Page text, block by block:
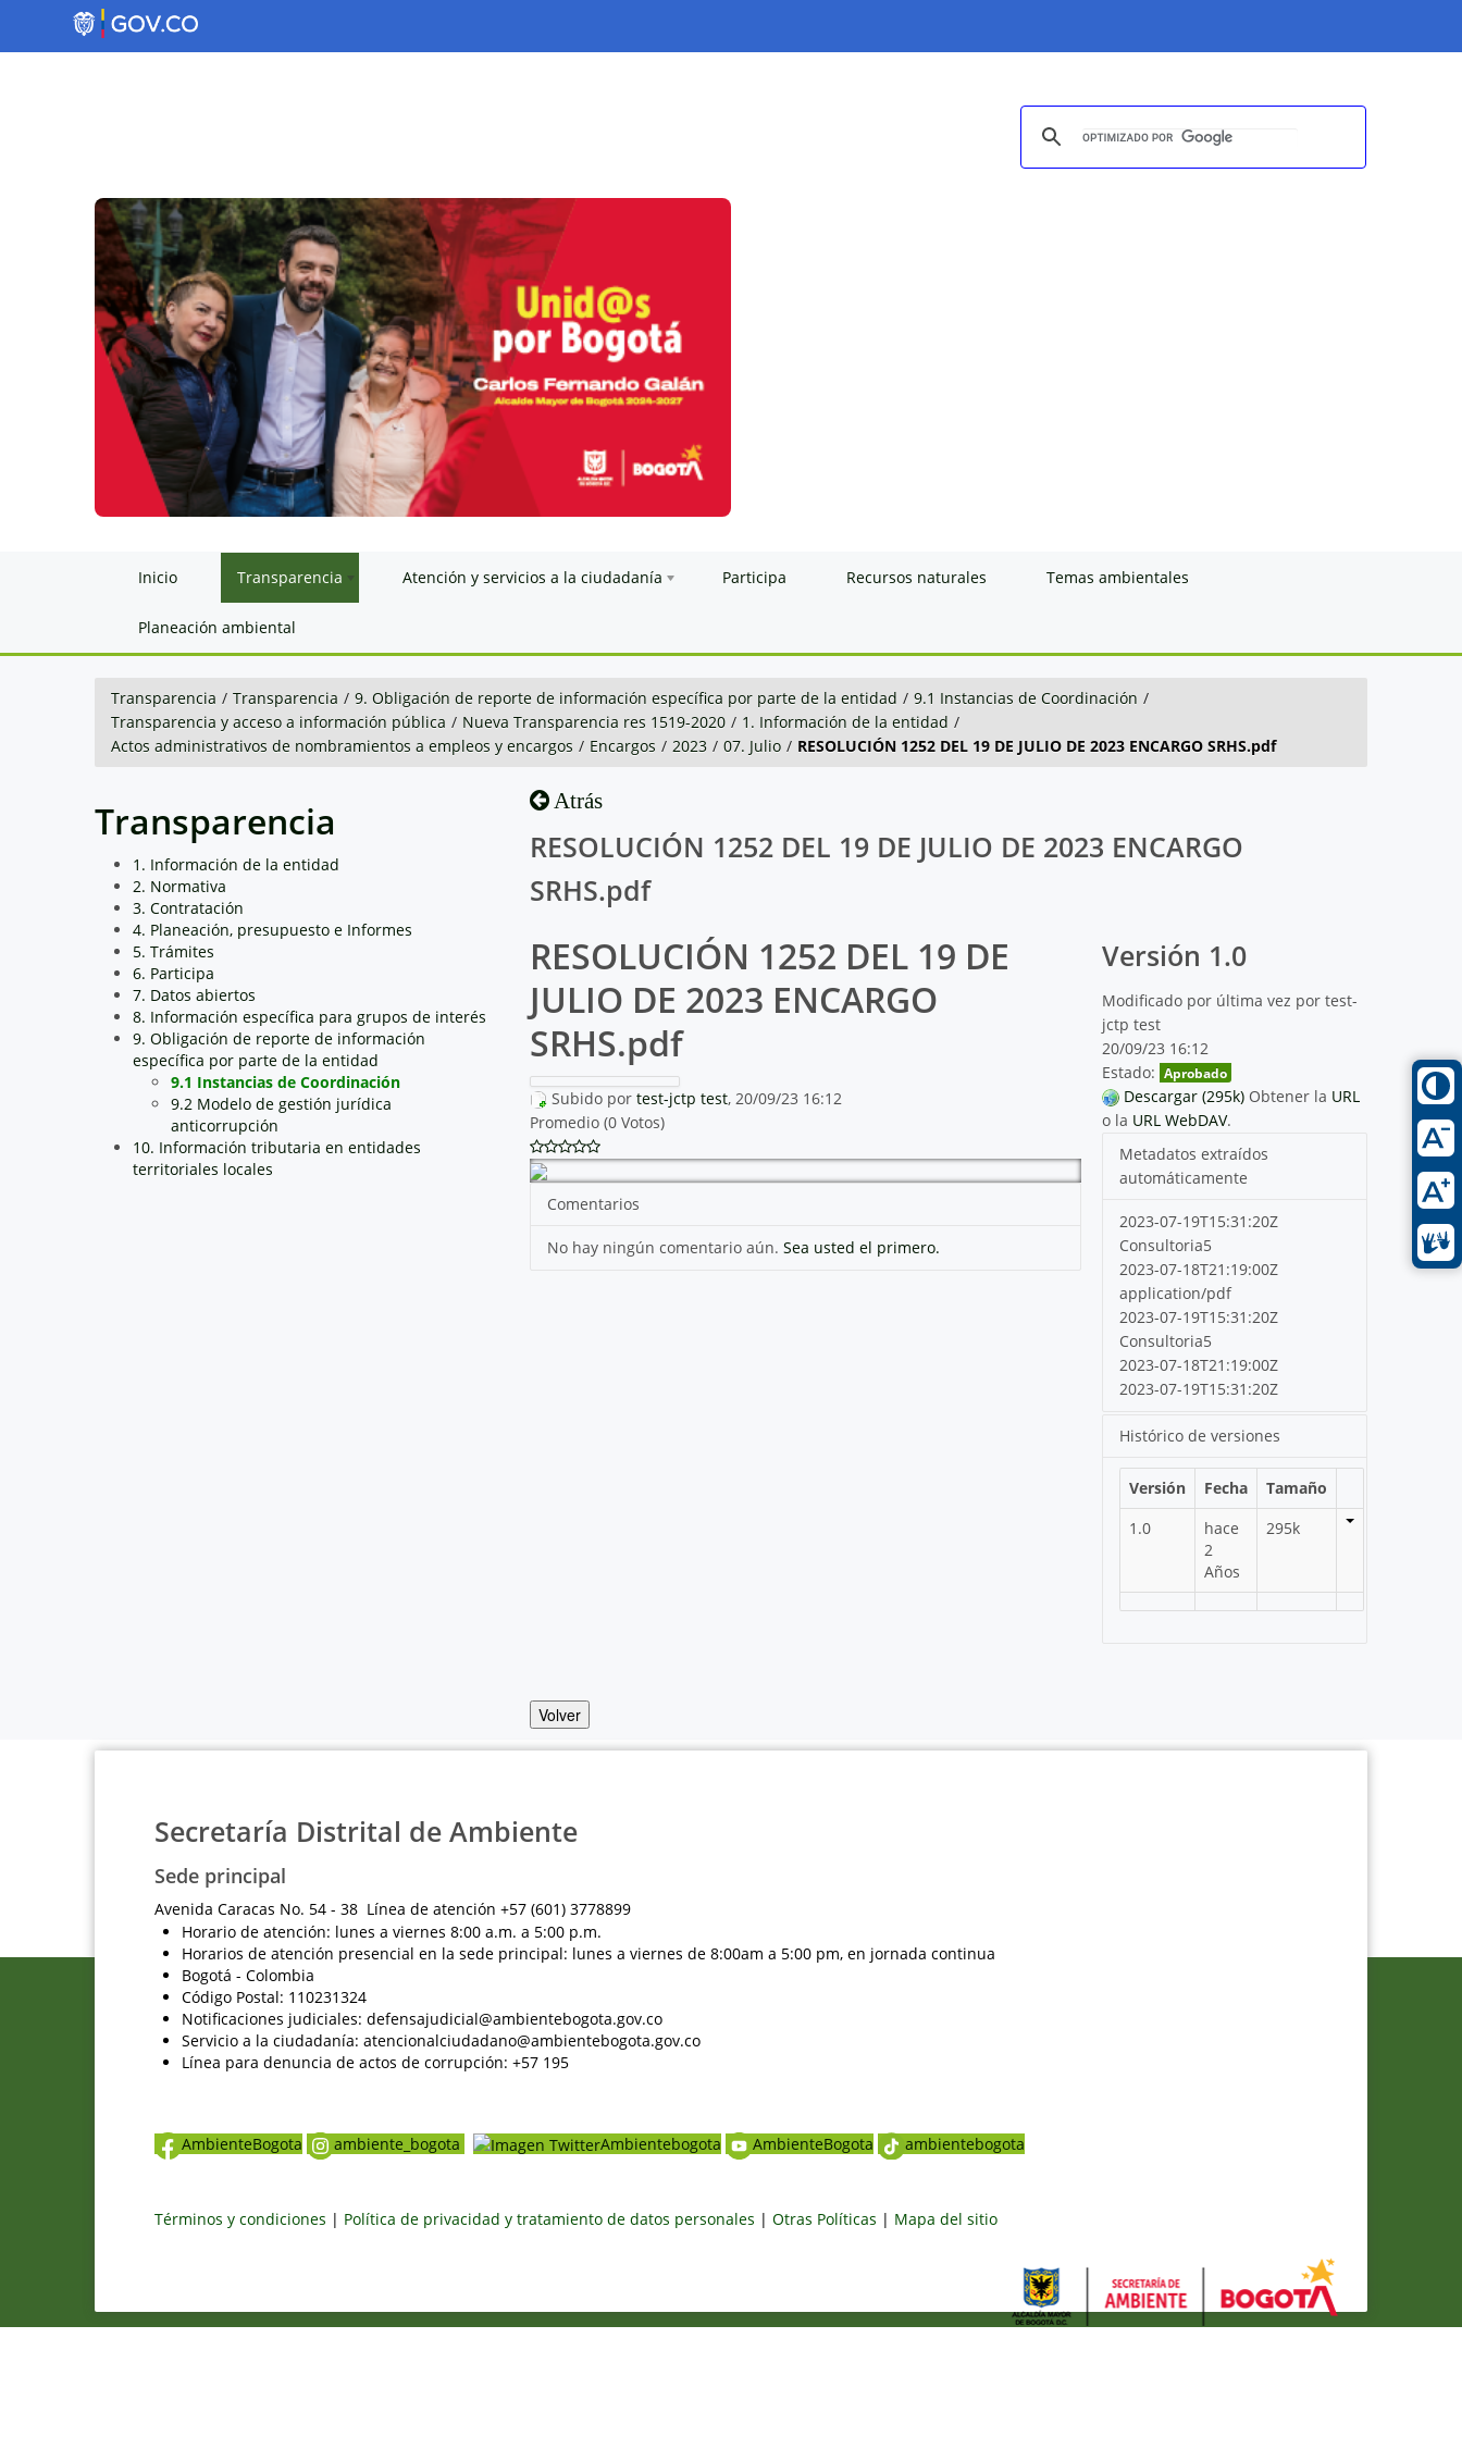
Inicio Transparencia Atención y servicios a la ciudadanía Participa Recursos naturales Temas ambientales
Planeación ambiental
Transparencia / Transparencia / 9. Obligación de reporte de información específica por parte de la entidad / 9.1 Instancias de Coordinación /
Transparencia y acceso a información pública / Nueva Transparencia res 1519-2020 / 1. Información de la entidad /
Actos administrativos de nombramientos a empleos y encargos / Encargos / 2023 / 07. Julio / RESOLUCIÓN 1252 DEL 19 DE JULIO DE 2023 ENCARGO SRHS.pdf
Transparencia
1. Información de la entidad
2. Normativa
3. Contratación
4. Planeación, presupuesto e Informes
5. Trámites
6. Participa
7. Datos abiertos
8. Información específica para grupos de interés
9. Obligación de reporte de información
específica por parte de la entidad
9.1 Instancias de Coordinación
9.2 Modelo de gestión jurídica
anticorrupción
10. Información tributaria en entidades
territoriales locales
Atrás
RESOLUCIÓN 1252 DEL 19 DE JULIO DE 2023 ENCARGO
SRHS.pdf
RESOLUCIÓN 1252 DEL 19 DE
JULIO DE 2023 ENCARGO
SRHS.pdf
Subido por test-jctp test, 20/09/23 16:12
Promedio (0 Votos)
Comentarios
No hay ningún comentario aún. Sea usted el primero.
Versión 1.0
Modificado por última vez por test-
jctp test
20/09/23 16:12
Estado: Aprobado
Descargar (295k) Obtener la URL
o la URL WebDAV.
Metadatos extraídos
automáticamente
2023-07-19T15:31:20Z
Consultoria5
2023-07-18T21:19:00Z
application/pdf
2023-07-19T15:31:20Z
Consultoria5
2023-07-18T21:19:00Z
2023-07-19T15:31:20Z
Histórico de versiones
Versión Fecha
Tamaño
1.0
hace
2
Años
295k
Volver
Secretaría Distrital de Ambiente
Sede principal
Avenida Caracas No. 54 - 38 Línea de atención +57 (601) 3778899
Horario de atención: lunes a viernes 8:00 a.m. a 5:00 p.m.
Horarios de atención presencial en la sede principal: lunes a viernes de 8:00am a 5:00 pm, en jornada continua
Bogotá - Colombia
Código Postal: 110231324
Notificaciones judiciales: defensajudicial@ambientebogota.gov.co
Servicio a la ciudadanía: atencionalciudadano@ambientebogota.gov.co
Línea para denuncia de actos de corrupción: +57 195
AmbienteBogota ambiente_bogota Ambientebogota AmbienteBogota ambientebogota
Términos y condiciones | Política de privacidad y tratamiento de datos personales | Otras Políticas | Mapa del sitio